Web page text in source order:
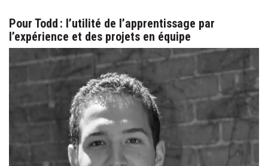
Pour Todd : l’utilité de l’apprentissage par
l’expérience et des projets en équipe